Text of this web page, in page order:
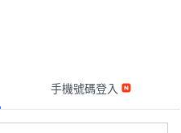
手機號碼登入